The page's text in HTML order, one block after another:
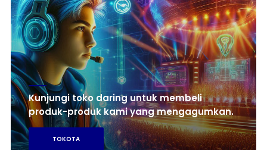
Kunjungi toko daring untuk membeli
produk-produk kami yang mengagumkan.
TOKOTA